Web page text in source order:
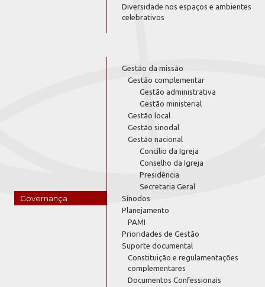
Diversidade nos espaços e ambientes
celebrativos
Governança
Gestão da missão
Gestão complementar
Gestão administrativa
Gestão ministerial
Gestão local
Gestão sinodal
Gestão nacional
Concílio da Igreja
Conselho da Igreja
Presidência
Secretaria Geral
Sínodos
Planejamento
PAMI
Prioridades de Gestão
Suporte documental
Constituição e regulamentações
complementares
Documentos Confessionais